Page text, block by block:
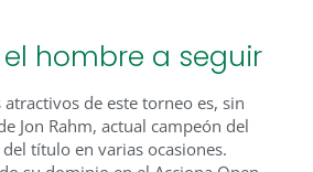
el hombre a seguir
de este torneo es, sin
Jon Rahm, actual campeón del
título en varias ocasiones.